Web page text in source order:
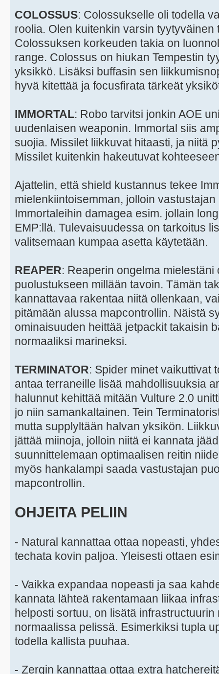
COLOSSUS: Colossukselle oli todella
roolia. Olen kuitenkin varsin
Colossuksen korkeuden takia on
range. Colossus on hiukan Tempestin
yksikkö. Lisäksi buffasin sen
hyvä kitettää ja focusfirata tärkeät
IMMORTAL: Robo tarvitsi jonkin AOE
uudenlaisen weaponin. Immortal siis
suojia. Missilet liikkuvat hitaasti, ja niitä
Missilet kuitenkin hakeutuvat
Ajattelin, että shield kustannus tekee
mielenkiintoisemman, jolloin
Immortaleihin damagea esim. jollain
EMP:llä. Tulevaisuudessa on tarkoitus
valitsemaan kumpaa asetta käytetään.
REAPER: Reaperin ongelma mielestäni
puolustukseen millään tavoin. Tämän
kannattavaa rakentaa niitä ollenkaan,
pitämään alussa mapcontrollin. Näistä
ominaisuuden heittää jetpackit takaisin
normaaliksi marineksi.
TERMINATOR: Spider minet vaikuttivat
antaa terraneille lisää mahdollisuuksia
halunnut kehittää mitään Vulture 2.0
jo niin samankaltainen. Tein
mutta supplyltään halvan yksikön.
jättää miinoja, jolloin niitä ei kannata
suunnittelemaan optimaalisen reitin
myös hankalampi saada vastustajan
mapcontrollin.
OHJEITA PELIIN
- Natural kannattaa ottaa nopeasti,
techata kovin paljoa. Yleisesti ottaen
- Vaikka expandaa nopeasti ja saa
kannata lähteä rakentamaan liikaa
helposti sortuu, on lisätä
normaalissa pelissä. Esimerkiksi tupla
todella kallista puuhaa.
- Zergin kannattaa ottaa extra